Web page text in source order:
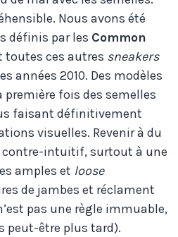
Nous avons été
définis par les Common
toutes ces autres sneakers
années 2010. Des modèles
fois des semelles
faisant définitivement
visuelles. Revenir à du
contre-intuitif, surtout à une
amples et loose
de jambes et réclament
pas une règle immuable,
peut-être plus tard).